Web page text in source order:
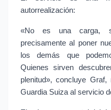
autorrealización:
«No es una carga,
precisamente al poner
los demás que
Quienes sirven
plenitud», concluye
Guardia Suiza al servicio